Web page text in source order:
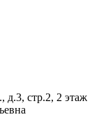
д.3, стр.2, 2 этаж